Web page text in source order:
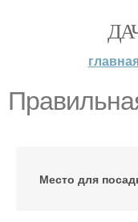
Место для